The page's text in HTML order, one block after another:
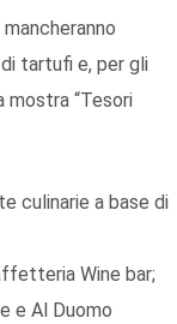
tartufi e, per gli
mostra “Tesori
culinarie a base di
Wine bar;
e Al Duomo